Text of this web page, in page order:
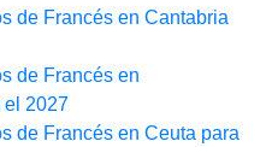
de Francés en Cantabria
de Francés en
el 2027
de Francés en Ceuta para